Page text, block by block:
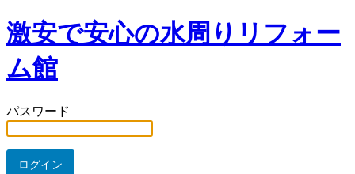
激安で安心の水周りリフォー
ム館
パスワード